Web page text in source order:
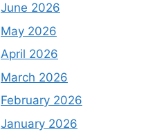
June 2026
May 2026
April 2026
March 2026
February 2026
January 2026